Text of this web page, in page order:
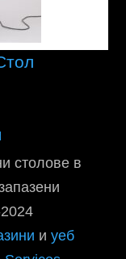
столове в
и уеб